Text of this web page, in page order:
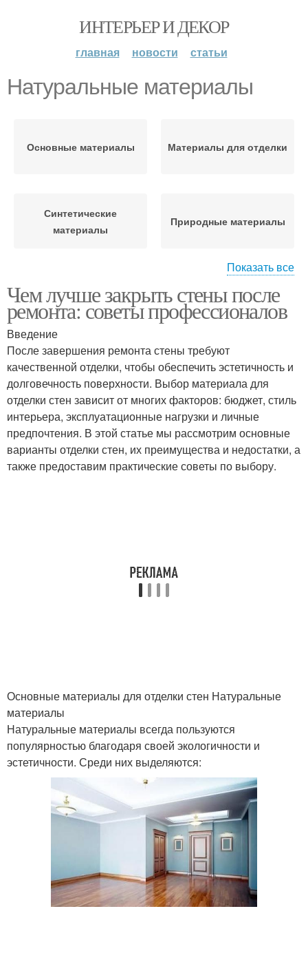
ИНТЕРЬЕР И ДЕКОР
главная новости статьи
Натуральные материалы
Основные материалы Материалы для отделки
Синтетические
материалы
Природные материалы
создания
Бюджетные материалы
Материалы для дизайна Подручные материалы
Материалы в дизайне Недорогие материалы
Показать все
Чем лучше закрыть стены после
ремонта: советы профессионалов
Введение
После завершения ремонта стены требуют
качественной отделки, чтобы обеспечить эстетичность и
долговечность поверхности. Выбор материала для
отделки стен зависит от многих факторов: бюджет, стиль
интерьера, эксплуатационные нагрузки и личные
предпочтения. В этой статье мы рассмотрим основные
варианты отделки стен, их преимущества и недостатки, а
также предоставим практические советы по выбору.
Основные материалы для отделки стен Натуральные
материалы
Натуральные материалы всегда пользуются
популярностью благодаря своей экологичности и
эстетичности. Среди них выделяются: